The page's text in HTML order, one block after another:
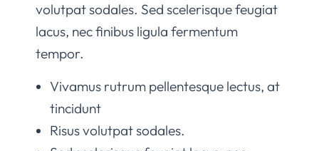
volutpat sodales. Sed scelerisque feugiat
lacus, nec finibus ligula fermentum
tempor.
Vivamus rutrum pellentesque lectus, at
tincidunt
Risus volutpat sodales.